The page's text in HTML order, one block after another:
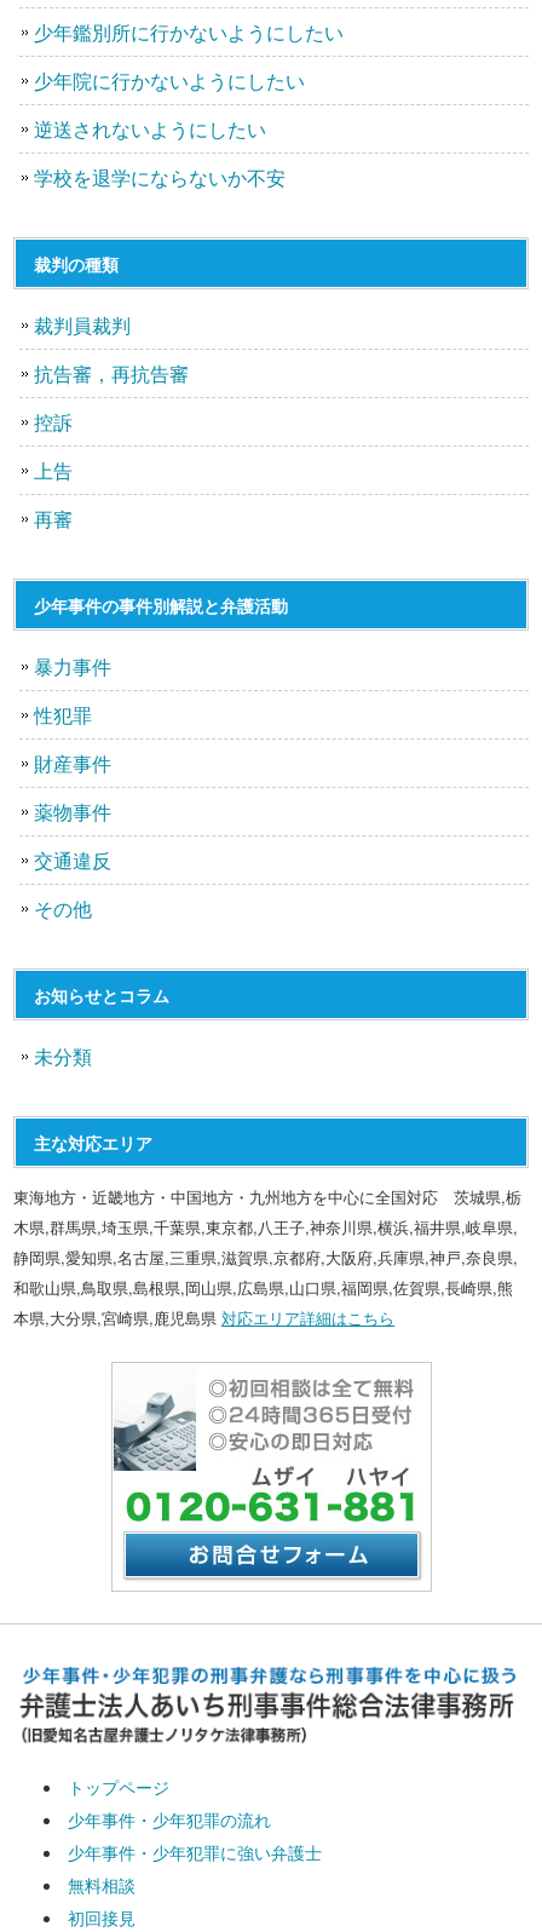
少年鑑別所に行かないようにしたい
少年院に行かないようにしたい
逆送されないようにしたい
学校を退学にならないか不安
裁判の種類
裁判員裁判
抗告審，再抗告審
控訴
上告
再審
少年事件の事件別解説と弁護活動
暴力事件
性犯罪
財産事件
薬物事件
交通違反
その他
お知らせとコラム
未分類
主な対応エリア
東海地方・近畿地方・中国地方・九州地方を中心に全国対応 茨城県,栃
木県,群馬県,埼玉県,千葉県,東京都,八王子,神奈川県,横浜,福井県,岐阜県,
静岡県,愛知県,名古屋,三重県,滋賀県,京都府,大阪府,兵庫県,神戸,奈良県,
和歌山県,鳥取県,島根県,岡山県,広島県,山口県,福岡県,佐賀県,長崎県,熊
本県,大分県,宮崎県,鹿児島県対応エリア詳細はこちら
トップページ
少年事件・少年犯罪の流れ
少年事件・少年犯罪に強い弁護士
無料相談
初回接見